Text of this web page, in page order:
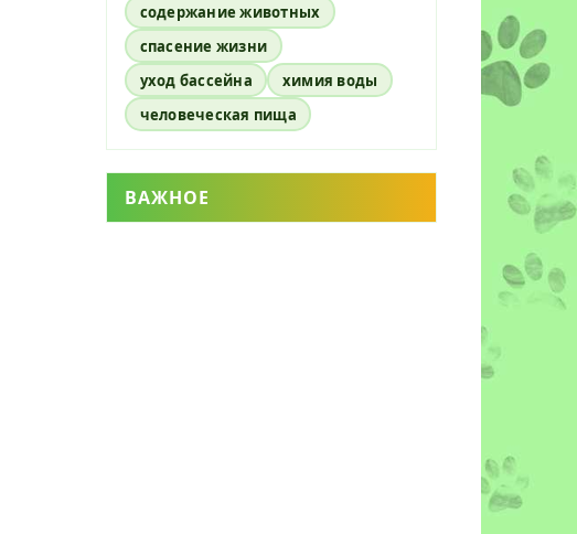
содержание животных
спасение жизни
уход бассейна
химия воды
человеческая пища
ВАЖНОЕ